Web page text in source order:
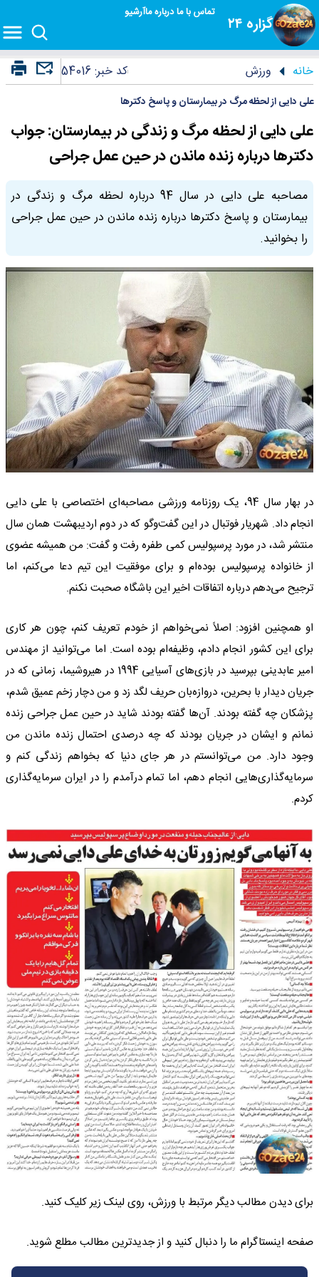
گزاره ۲۴
تماس با مادرباره ماآرشیو
خانه ورزش کد خبر:54016
علی دایی از لحظه مرگ در بیمارستان و پاسخ دکترها
علی دایی از لحظه مرگ و زندگی در بیمارستان: جواب
دکترها درباره زنده ماندن در حین عمل جراحی
مصاحبه علی دایی در سال 94 درباره لحظه مرگ و زندگی در
بیمارستان و پاسخ دکترها درباره زنده ماندن در حین عمل جراحی
را بخوانید.
در بهار سال 94، یک روزنامه ورزشی مصاحبه‌ای اختصاصی با علی دایی
انجام داد. شهریار فوتبال در این گفت‌وگو که در دوم اردیبهشت همان سال
منتشر شد، در مورد پرسپولیس کمی طفره رفت و گفت: من همیشه عضوی
از خانواده پرسپولیس بوده‌ام و برای موفقیت این تیم دعا می‌کنم، اما
ترجیح می‌دهم درباره اتفاقات اخیر این باشگاه صحبت نکنم.
او همچنین افزود: اصلاً نمی‌خواهم از خودم تعریف کنم، چون هر کاری
برای این کشور انجام دادم، وظیفه‌ام بوده است. اما می‌توانید از مهندس
امیر عابدینی بپرسید در بازی‌های آسیایی 1994 در هیروشیما، زمانی که در
جریان دیدار با بحرین، دروازه‌بان حریف لگد زد و من دچار زخم عمیق شدم،
پزشکان چه گفته بودند. آن‌ها گفته بودند شاید در حین عمل جراحی زنده
نمانم و ایشان در جریان بودند که چه درصدی احتمال زنده ماندن من
وجود دارد. من می‌توانستم در هر جای دنیا که بخواهم زندگی کنم و
سرمایه‌گذاری‌هایی انجام دهم، اما تمام درآمدم را در ایران سرمایه‌گذاری
کردم.
برای دیدن مطالب دیگر مرتبط با ورزش، روی لینک زیر کلیک کنید.
صفحه اینستاگرام ما را دنبال کنید و از جدیدترین مطالب مطلع شوید.